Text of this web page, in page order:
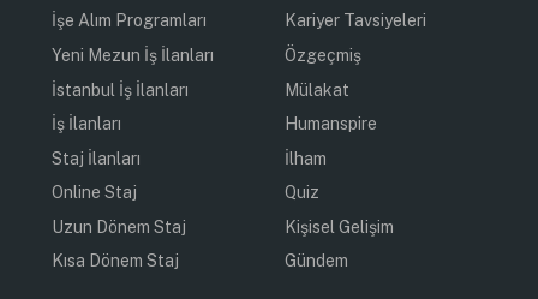
İşe Alım Programları
Yeni Mezun İş İlanları
İstanbul İş İlanları
İş İlanları
Staj İlanları
Online Staj
Uzun Dönem Staj
Kısa Dönem Staj
Kariyer Tavsiyeleri
Özgeçmiş
Mülakat
Humanspire
İlham
Quiz
Kişisel Gelişim
Gündem